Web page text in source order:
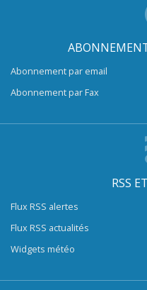
Abonnement par email
Abonnement par Fax
RSS
Flux RSS alertes
Flux RSS actualités
Widgets météo